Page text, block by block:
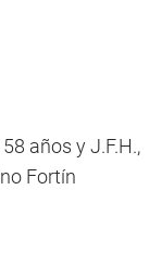
años y J.F.H.,
Fortín